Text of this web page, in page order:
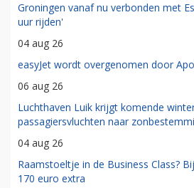
Groningen vanaf nu verbonden met
uur rijden'
04 aug 26
easyJet wordt overgenomen door
06 aug 26
Luchthaven Luik krijgt komende
passagiersvluchten naar
04 aug 26
Raamstoeltje in de Business Class?
170 euro extra